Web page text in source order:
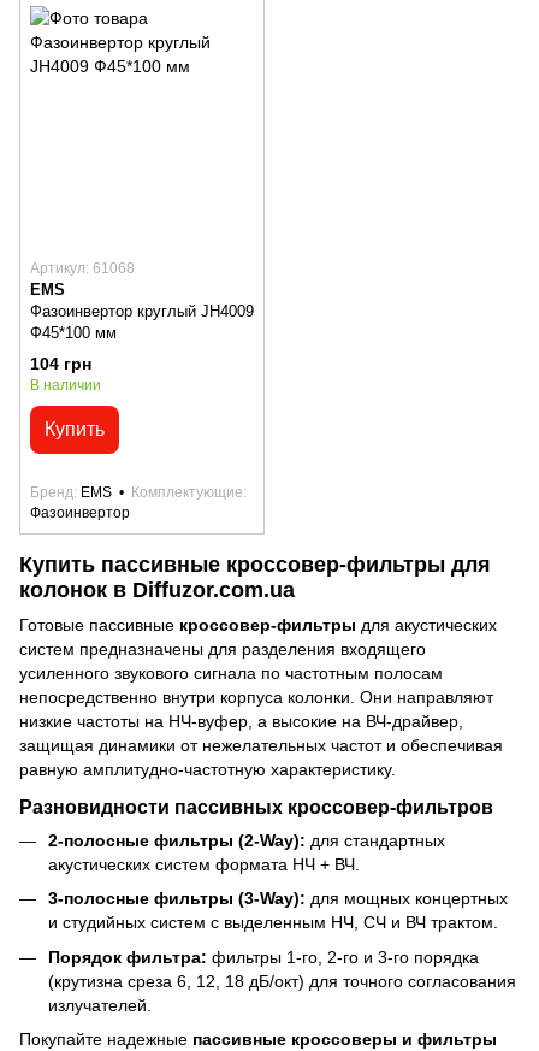
Купить пассивные кроссовер-фильтры для
колонок в Diffuzor.com.ua
Готовые пассивные кроссовер-фильтры для акустических
систем предназначены для разделения входящего
усиленного звукового сигнала по частотным полосам
непосредственно внутри корпуса колонки. Они направляют
низкие частоты на НЧ-вуфер, а высокие на ВЧ-драйвер,
защищая динамики от нежелательных частот и обеспечивая
равную амплитудно-частотную характеристику.
Разновидности пассивных кроссовер-фильтров
2-полосные фильтры (2-Way): для стандартных
акустических систем формата НЧ + ВЧ.
3-полосные фильтры (3-Way): для мощных концертных
и студийных систем с выделенным НЧ, СЧ и ВЧ трактом.
Порядок фильтра: фильтры 1-го, 2-го и 3-го порядка
(крутизна среза 6, 12, 18 дБ/окт) для точного согласования
излучателей.
Покупайте надежные пассивные кроссоверы и фильтры
Артикул: 61068
EMS
Фазоинвертор круглый JH4009
Ф45*100 мм
104 грн
В наличии
Купить
Бренд EMS
Комплектующие
Фазоинвертор